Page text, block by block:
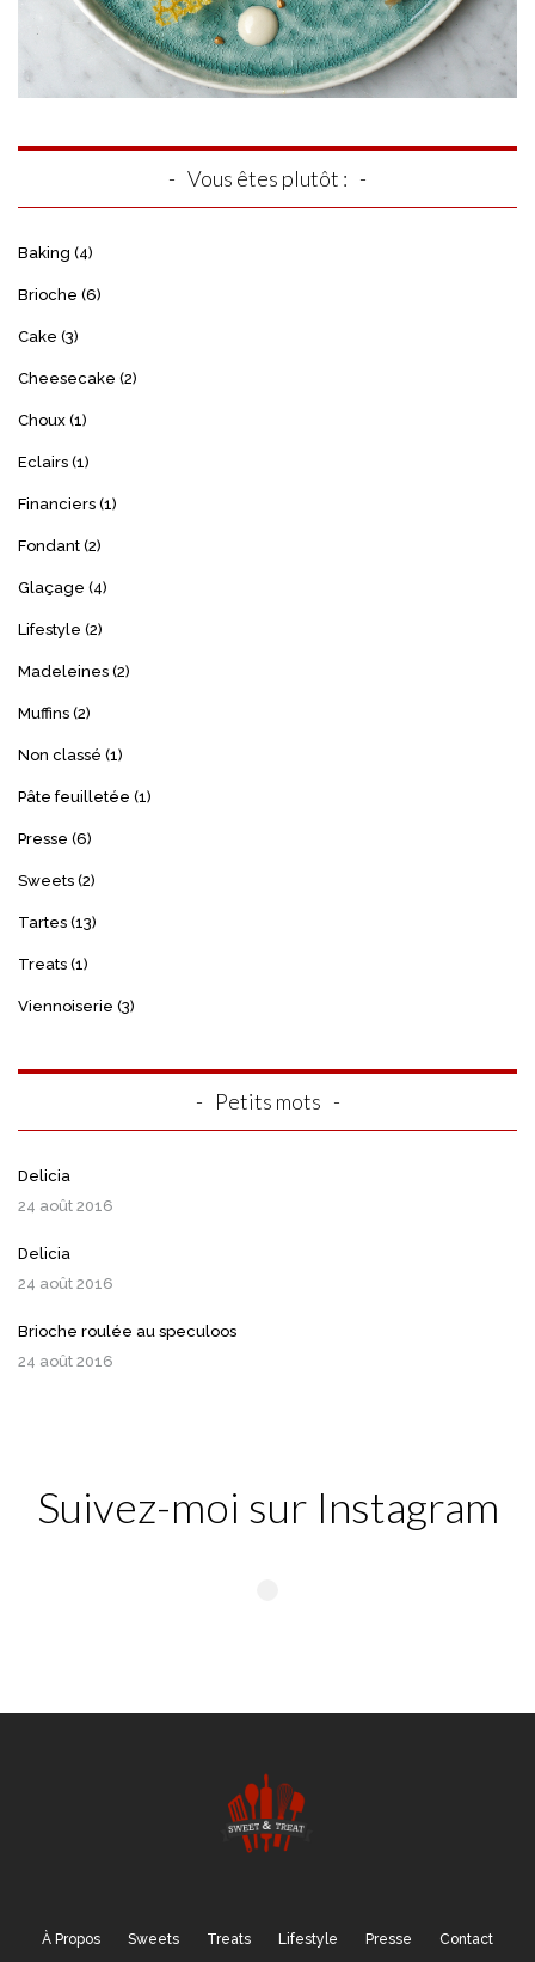
Vous êtes plutôt :
Baking (4)
Brioche (6)
Cake (3)
Cheesecake (2)
Choux (1)
Eclairs (1)
Financiers (1)
Fondant (2)
Glaçage (4)
Lifestyle (2)
Madeleines (2)
Muffins (2)
Non classé (1)
Pâte feuilletée (1)
Presse (6)
Sweets (2)
Tartes (13)
Treats (1)
Viennoiserie (3)
Petits mots
Delicia
24 août 2016
Delicia
24 août 2016
Brioche roulée au speculoos
24 août 2016
Suivez-moi sur Instagram
À Propos Sweets Treats Lifestyle Presse
Contact